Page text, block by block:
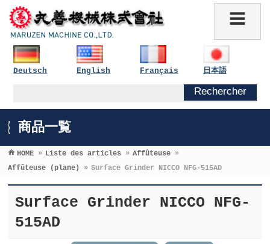
Deutsch English Français 日本語
商品一覧
HOME » Liste des articles » Affûteuse »
Affûteuse (plane)
» Surface Grinder NICCO NFG-515AD
Surface Grinder NICCO NFG-
515AD